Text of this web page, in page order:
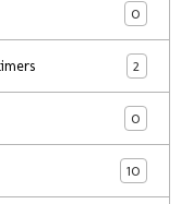
0
2
0
10